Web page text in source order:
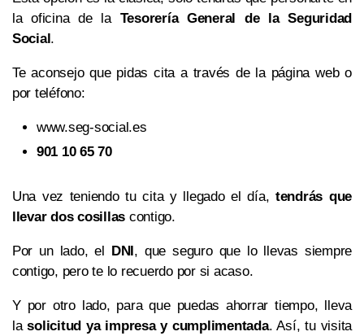
la oficina de la Tesorería General de la Seguridad
Social.
Te aconsejo que pidas cita a través de la página web o
por teléfono:
www.seg-social.es
901 10 65 70
Una vez teniendo tu cita y llegado el día, tendrás que
llevar dos cosillas contigo.
Por un lado, el DNI, que seguro que lo llevas siempre
contigo, pero te lo recuerdo por si acaso.
Y por otro lado, para que puedas ahorrar tiempo, lleva
lasolicitud ya impresa y cumplimentada. Así, tu visita